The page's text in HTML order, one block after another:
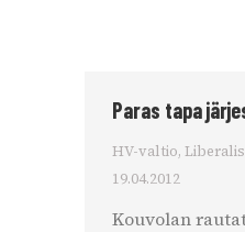
Paras tapa
HV-valtio,
19.04.2012
Kouvolan